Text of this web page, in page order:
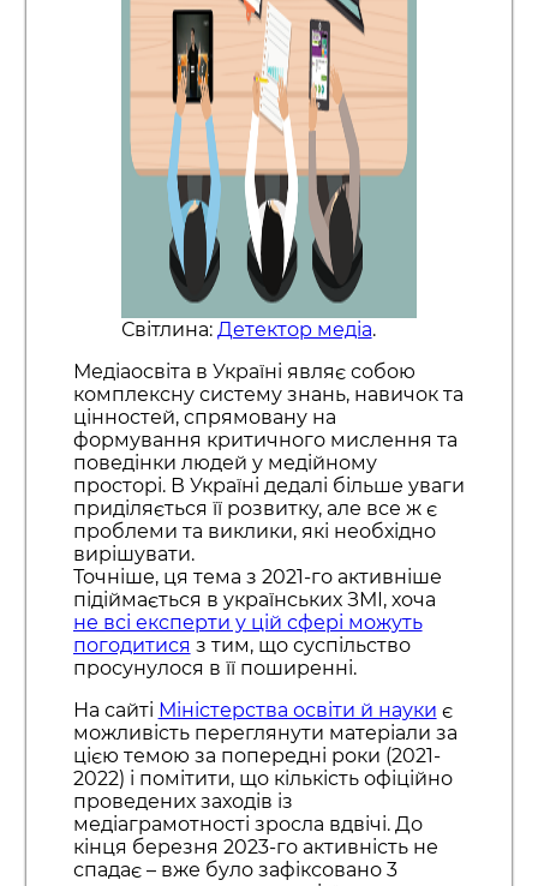
Світлина: Детектор медіа.
Медіаосвіта в Україні являє собою
комплексну систему знань, навичок та
цінностей, спрямовану на
формування критичного мислення та
поведінки людей у медійному
просторі. В Україні дедалі більше уваги
приділяється її розвитку, але все ж є
проблеми та виклики, які необхідно
вирішувати.
Точніше, ця тема з 2021-го активніше
підіймається в українських ЗМІ, хоча
не всі експерти у цій сфері можуть
погодитися з тим, що суспільство
просунулося в її поширенні.
На сайті Міністерства освіти й науки є
можливість переглянути матеріали за
цією темою за попередні роки (2021-
2022) і помітити, що кількість офіційно
проведених заходів із
медіаграмотності зросла вдвічі. До
кінця березня 2023-го активність не
спадає – вже було зафіксовано 3